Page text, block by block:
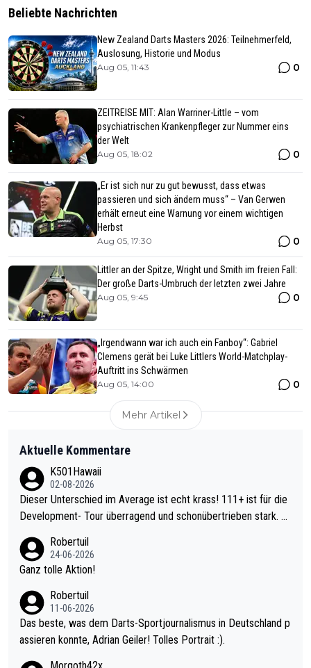
Beliebte Nachrichten
New Zealand Darts Masters 2026: Teilnehmerfeld,
Auslosung, Historie und Modus
Aug 05, 11:43 0
ZEITREISE MIT: Alan Warriner-Little – vom
psychiatrischen Krankenpfleger zur Nummer eins
der Welt
Aug 05, 18:02 0
„Er ist sich nur zu gut bewusst, dass etwas
passieren und sich ändern muss“ – Van Gerwen
erhält erneut eine Warnung vor einem wichtigen
Herbst
Aug 05, 17:30 0
Littler an der Spitze, Wright und Smith im freien Fall:
Der große Darts-Umbruch der letzten zwei Jahre
Aug 05, 9:45 0
„Irgendwann war ich auch ein Fanboy“: Gabriel
Clemens gerät bei Luke Littlers World-Matchplay-
Auftritt ins Schwärmen
Aug 05, 14:00 0
Mehr Artikel
Aktuelle Kommentare
K501Hawaii
02-08-2026
Dieser Unterschied im Average ist echt krass! 111+ ist für die
Development- Tour überragend und schonübertrieben stark. U
mal 40+ erst recht. Da gewinnst keinen Blumentopf - ist ja noc
h krasser wie ein Pokalspiel eines Kreisligisten vs einem Bund
Robertuil
24-06-2026
Ganz tolle Aktion!
Robertuil
11-06-2026
Das beste, was dem Darts-Sportjournalismus in Deutschland p
assieren konnte, Adrian Geiler! Tolles Portrait :).
Morgoth42x